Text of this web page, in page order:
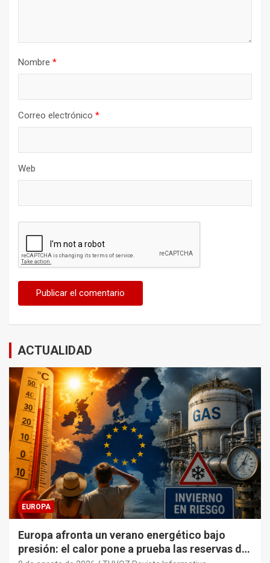
Nombre *
Correo electrónico *
Web
ACTUALIDAD
EUROPA
Europa afronta un verano energético bajo
presión: el calor pone a prueba las reservas de